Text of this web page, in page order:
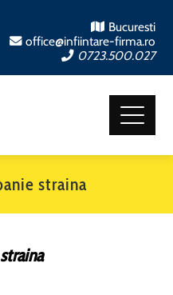
Bucuresti
office@infiintare-firma.ro
0723.500.027
straina